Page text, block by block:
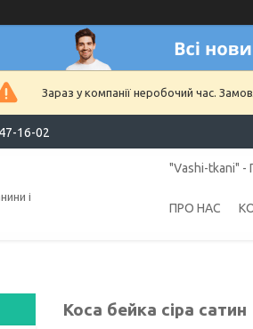
Зараз у компанії неробочий час.
16-02
і
"Vashi-tkani"
ПРО НАС
Коса бейка сіра сатин